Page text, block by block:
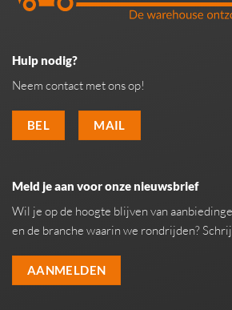
Hulp nodig?
Neem contact met ons op!
BEL MAIL
Meld je aan voor onze nieuwsbrief
Wil je op de hoogte blijven van
en de branche waarin we rondrijden?
AANMELDEN